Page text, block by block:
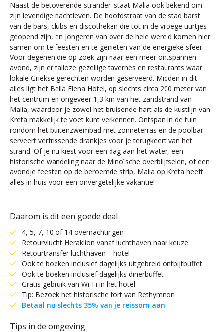
Naast de betoverende stranden staat Malia ook bekend om
zijn levendige nachtleven. De hoofdstraat van de stad barst
van de bars, clubs en discotheken die tot in de vroege uurtjes
geopend zijn, en jongeren van over de hele wereld komen hier
samen om te feesten en te genieten van de energieke sfeer.
Voor degenen die op zoek zijn naar een meer ontspannen
avond, zijn er talloze gezellige tavernes en restaurants waar
lokale Griekse gerechten worden geserveerd. Midden in dit
alles ligt het Bella Elena Hotel, op slechts circa 200 meter van
het centrum en ongeveer 1,3 km van het zandstrand van
Malia, waardoor je zowel het bruisende hart als de kustlijn van
Kreta makkelijk te voet kunt verkennen. Ontspan in de tuin
rondom het buitenzwembad met zonneterras en de poolbar
serveert verfrissende drankjes voor je terugkeert van het
strand. Of je nu kiest voor een dag aan het water, een
historische wandeling naar de Minoïsche overblijfselen, of een
avondje feesten op de beroemde strip, Malia op Kreta heeft
alles in huis voor een onvergetelijke vakantie!
Daarom is dit een goede deal
4, 5, 7, 10 of 14 overnachtingen
Retourvlucht Heraklion vanaf luchthaven naar keuze
Retourtransfer luchthaven – hotel
Ook te boeken inclusief dagelijks uitgebreid ontbijtbuffet
Ook te boeken inclusief dagelijks dinerbuffet
Gratis gebruik van Wi-Fi in het hotel
Tip: Bezoek het historische fort van Rethymnon
Betaal nu slechts 35% van je reissom aan
Tips in de omgeving